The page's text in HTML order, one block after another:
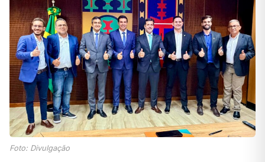
Foto: Divulgação